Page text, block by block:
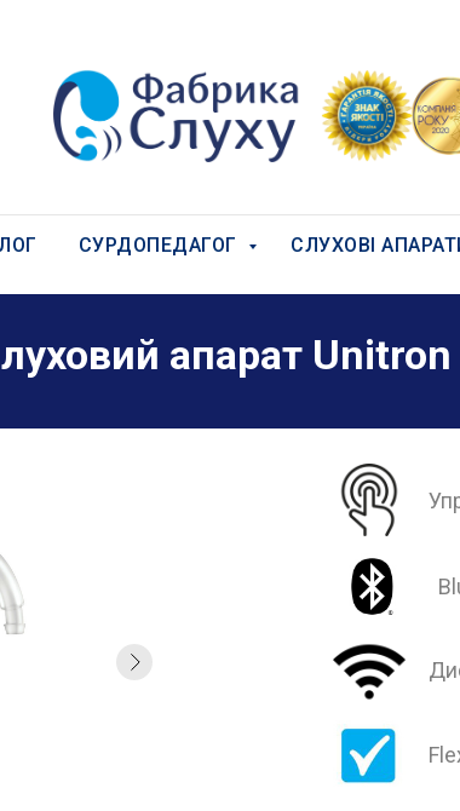
СУРДОПЕДАГОГ СЛУХОВІ
апарат Unitron